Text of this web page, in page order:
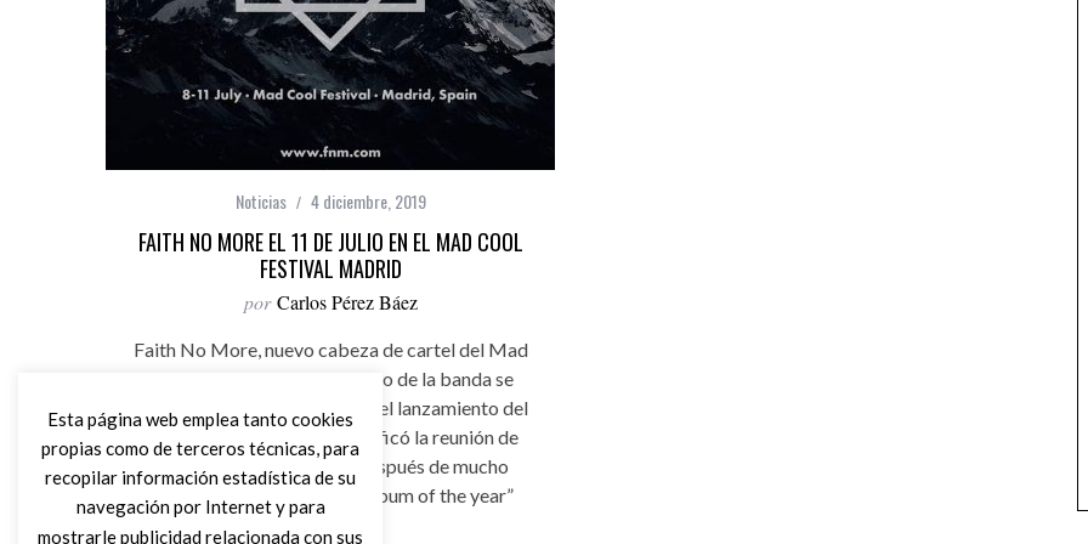
Noticias 4 diciembre, 2019
FAITH NO MORE EL 11 DE JULIO EN EL MAD COOL
FESTIVAL MADRID
por Carlos Pérez Báez
Faith No More, nuevo cabeza de cartel del Mad
Cool Festival 2020. El retorno de la banda se
produce cinco años después del lanzamiento del
disco “Sol invictus”, que significó la reunión de
sus músicos para grabar después de mucho
tiempo en blanco, desde “Album of the year”
Esta página web emplea tanto cookies
propias como de terceros técnicas, para
recopilar información estadística de su
navegación por Internet y para
mostrarle publicidad relacionada con sus